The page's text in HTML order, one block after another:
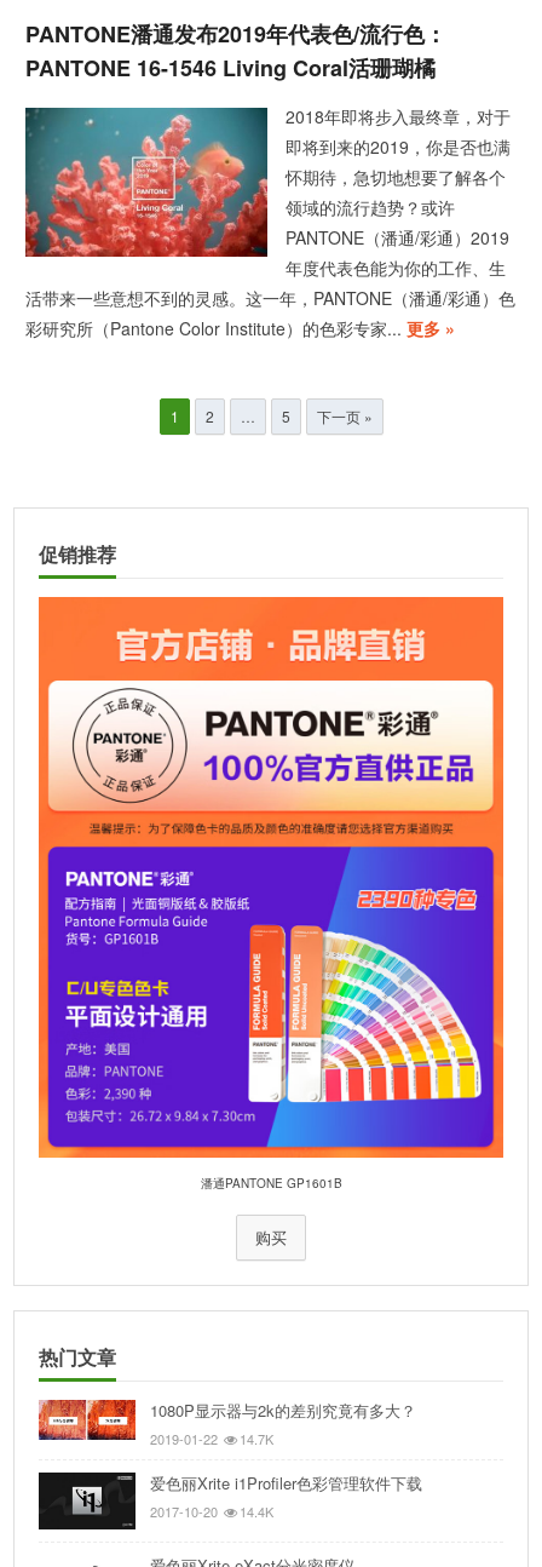
PANTONE潘通发布2019年代表色/流行色：
PANTONE 16-1546 Living Coral活珊瑚橘
2018年即将步入最终章，对于
即将到来的2019，你是否也满
怀期待，急切地想要了解各个
领域的流行趋势？或许
PANTONE（潘通/彩通）2019
年度代表色能为你的工作、生
活带来一些意想不到的灵感。这一年，PANTONE（潘通/彩通）色
彩研究所（Pantone Color Institute）的色彩专家...更多 »
页
1 2 … 5 下一页 »
促销推荐
潘通PANTONE GP1601B
购买
热门文章
1080P显示器与2k的差别究竟有多大？
2019-01-22 14.7K
爱色丽Xrite i1Profiler色彩管理软件下载
2017-10-20 14.4K